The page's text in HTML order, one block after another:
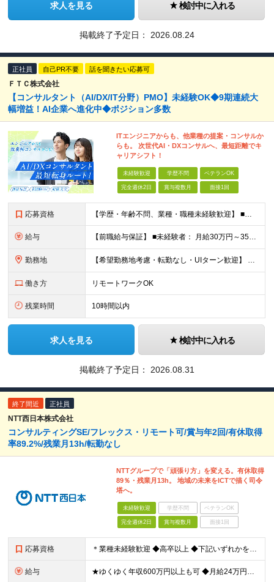
求人を見る 検討中に入れる
掲載終了予定日： 2026.08.24
正社員 自己PR不要 話を聞きたい応募可
ＦＴＣ株式会社
【コンサルタント（AI/DX/IT分野）PMO】未経験OK◆9期連続大
幅増益！AI企業へ進化中◆ポジション多数
ITエンジニアからも、他業種の提案・コンサルか
らも。 次世代AI・DXコンサルへ、最短距離でキ
ャリアシフト！
未経験歓迎 学歴不問 ベテランOK
完全週休2日 賞与複数月 面接1回
応募資格 【学歴・年齢不問、業種・職種未経験歓迎】 ■何らかの社会人経験がある方（3年以上） ※前職のご経験やITエンジニア経験を活かして コンサルタントやPMOなどに挑戦したい方歓迎！ ★入社前面談・アンケ
給与 【前職給与保証】 ■未経験者： 月給30万円～35万円 ■ローキャリア（経験目安1年程度）： 月給35万円～40万円 ■経験者（経験目安3年以上）： 月給40万円～60万円 ■即戦力（経験目安5年以上
勤務地 【希望勤務地考慮・転勤なし・UIターン歓迎】 本社（東京都新宿区大京町）および首都圏の勤務先 ★リモートワーク応相談 ★上京を希望する地方在住者の方も大歓迎！ ★横浜に営業拠点開設 神奈川県内や神
働き方 リモートワークOK
残業時間 10時間以内
求人を見る 検討中に入れる
掲載終了予定日： 2026.08.31
終了間近 正社員
NTT西日本株式会社
コンサルティングSE/フレックス・リモート可/賞与年2回/有休取得
率89.2%/残業月13h/転勤なし
NTTグループで「頑張り方」を変える。有休取得
89％・残業月13h。 地域の未来をICTで描く司令
塔へ。
未経験歓迎 学歴不問 ベテランOK
完全週休2日 賞与複数月 面接1回
応募資格 ＊業種未経験歓迎 ◆高卒以上 ◆下記いずれかを満たす方 【1】IT・通信関連の業務経験がある方 【2】IT・通信関連の資格を保有 【3】法人営業経験がある方 ※【1】の具体例 ・企業でITエンジ
給与 ★ゆくゆく年収600万円以上も可 ◆月給24万円～30万円 （時間外手当10h/月約2万円含む） ※残業代超過分は別途全額支給いたします ※経験/資格に応じて、手当（月給に加算）が支給されます ※試